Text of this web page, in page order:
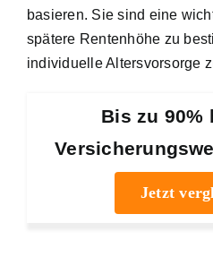
basieren. Sie sind eine
spätere Rentenhöhe zu
individuelle Altersvorsorge
Bis zu 90%
Jetzt